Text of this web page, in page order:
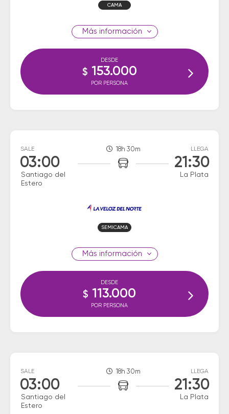
CAMA
información
DESDE
$ 153.000
POR PERSONA
SALE
03:00
Santiago del
Estero
18h 30m LLEGA
21:30
La Plata
SEMICAMA
información
DESDE
$ 113.000
POR PERSONA
SALE
03:00
Santiago del
Estero
18h 30m LLEGA
21:30
La Plata